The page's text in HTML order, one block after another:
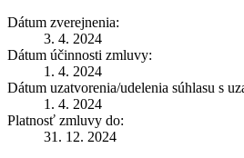
Dátum zverejnenia:
3. 4. 2024
Dátum účinnosti zmluvy:
1. 4. 2024
Dátum uzatvorenia/udelenia súhlasu s
1. 4. 2024
Platnosť zmluvy do:
31. 12. 2024